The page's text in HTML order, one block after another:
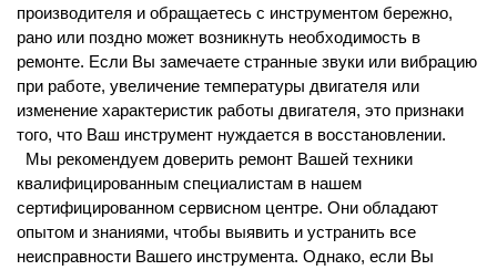
производителя и обращаетесь с инструментом бережно,
рано или поздно может возникнуть необходимость в
ремонте. Если Вы замечаете странные звуки или вибрацию
при работе, увеличение температуры двигателя или
изменение характеристик работы двигателя, это признаки
того, что Ваш инструмент нуждается в восстановлении.
Мы рекомендуем доверить ремонт Вашей техники
квалифицированным специалистам в нашем
сертифицированном сервисном центре. Они обладают
опытом и знаниями, чтобы выявить и устранить все
неисправности Вашего инструмента. Однако, если Вы